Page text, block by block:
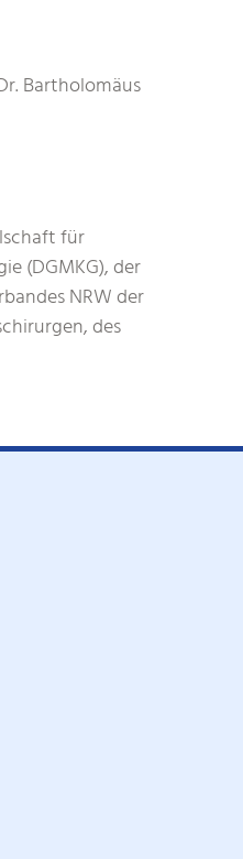
Bartholomäus
für
(DGMKG), der
NRW der
des